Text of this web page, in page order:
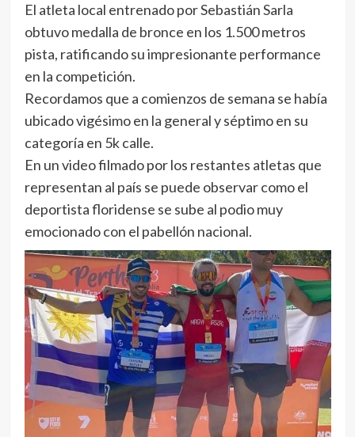
El atleta local entrenado por Sebastián Sarla
obtuvo medalla de bronce en los 1.500 metros
pista, ratificando su impresionante performance
en la competición.
Recordamos que a comienzos de semana se había
ubicado vigésimo en la general y séptimo en su
categoría en 5k calle.
En un video filmado por los restantes atletas que
representan al país se puede observar como el
deportista floridense se sube al podio muy
emocionado con el pabellón nacional.